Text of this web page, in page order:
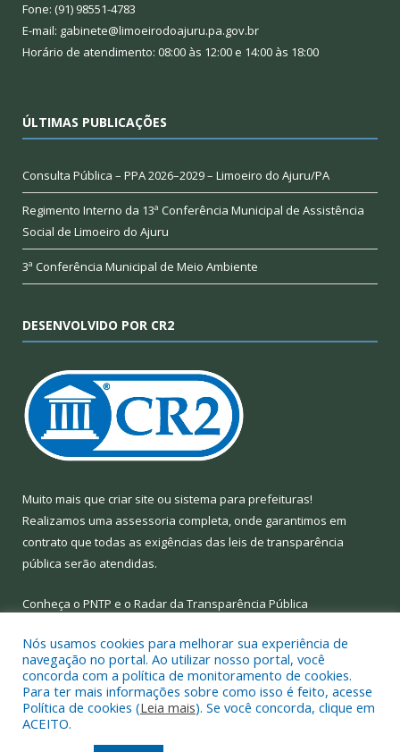
Fone: (91) 98551-4783
E-mail: gabinete@limoeirodoajuru.pa.gov.br
Horário de atendimento: 08:00 às 12:00 e 14:00 às 18:00
ÚLTIMAS PUBLICAÇÕES
Consulta Pública – PPA 2026–2029 – Limoeiro do Ajuru/PA
Regimento Interno da 13ª Conferência Municipal de Assistência
Social de Limoeiro do Ajuru
3ª Conferência Municipal de Meio Ambiente
DESENVOLVIDO POR CR2
Muito mais que criar site ou sistema para prefeituras!
Realizamos uma assessoria completa, onde garantimos em
contrato que todas as exigências das leis de transparência
pública serão atendidas.
Conheça o PNTP e o Radar da Transparência Pública
Todos os direitos reservados a Prefeitura Municipal de Limoeiro
do Ajuru.
Nós usamos cookies para melhorar sua experiência de
navegação no portal. Ao utilizar nosso portal, você
concorda com a política de monitoramento de cookies.
Para ter mais informações sobre como isso é feito, acesse
Política de cookies (Leia mais). Se você concorda, clique em
ACEITO.